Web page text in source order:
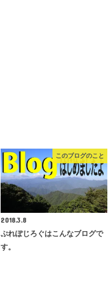
このブログのこと
2018.3.8
ぷれぽじろぐはこんなブログで
す。